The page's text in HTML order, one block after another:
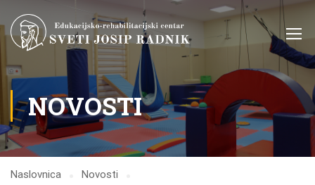
NOVOSTI
Naslovnica
Novosti